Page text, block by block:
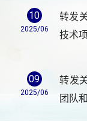
10
2025/06
转发
技术
09
2025/06
转发
团队